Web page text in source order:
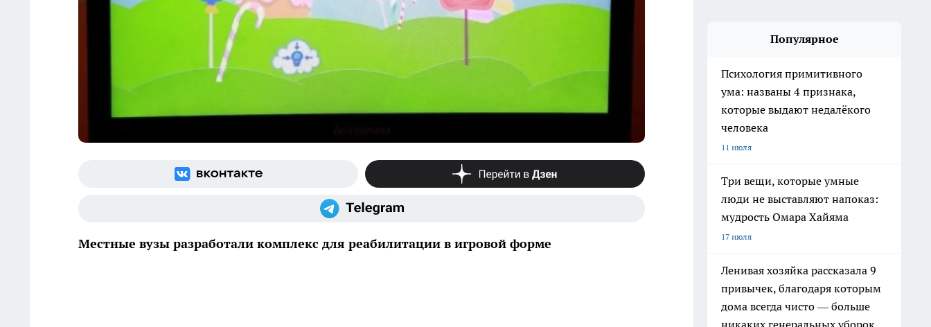
Местные вузы разработали комплекс для реабилитации в игровой форме
Популярное
Психология примитивного
ума: названы 4 признака,
которые выдают недалёкого
человека
11 июля
Три вещи, которые умные
люди не выставляют напоказ:
мудрость Омара Хайяма
17 июля
Ленивая хозяйка рассказала 9
привычек, благодаря которым
дома всегда чисто — больше
никаких генеральных уборок